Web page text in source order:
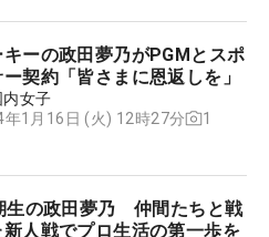
キーの政田夢乃がPGMとスポ
ー契約「皆さまに恩返しを」
内女子
年1月16日 (火) 12時27分
1
生の政田夢乃 仲間たちと戦
新人戦でプロ生活の第一歩を